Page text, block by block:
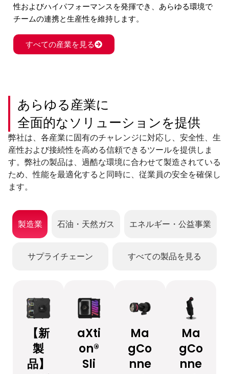
性およびハイパフォーマンスを発揮でき、あらゆる環境で
チームの連携と生産性を維持します。
すべての産業を見る
あらゆる産業に
全面的なソリューションを提供
弊社は、各産業に固有のチャレンジに対応し、安全性、生
産性および接続性を高める信頼できるツールを提供しま
す。弊社の製品は、過酷な環境に合わせて製造されている
ため、性能を最適化すると同時に、従業員の安全を確保し
ます。
製造業 石油・天然ガス エネルギー・公益事業
サプライチェーン すべての製品を見る
【新
製
品】
aXti
on®
Sli
Ma
gCo
nne
Ma
gCo
nne